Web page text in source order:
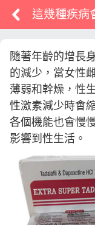
這幾種疾病
隨著年齡的增長
的減少，當女性
薄弱和幹燥，性
性激素減少時會
各個機能也會慢
影響到性生活。